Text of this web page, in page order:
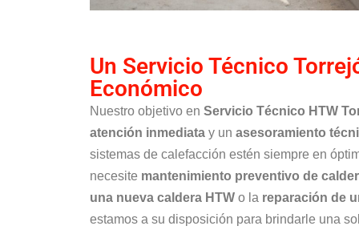
Un Servicio Técnico
Económico
Nuestro objetivo en Servicio Técnico HTW
atención inmediata y un asesoramiento
sistemas de calefacción estén siempre en
necesite mantenimiento preventivo de
una nueva caldera HTW o la reparación de
estamos a su disposición para brindarle una